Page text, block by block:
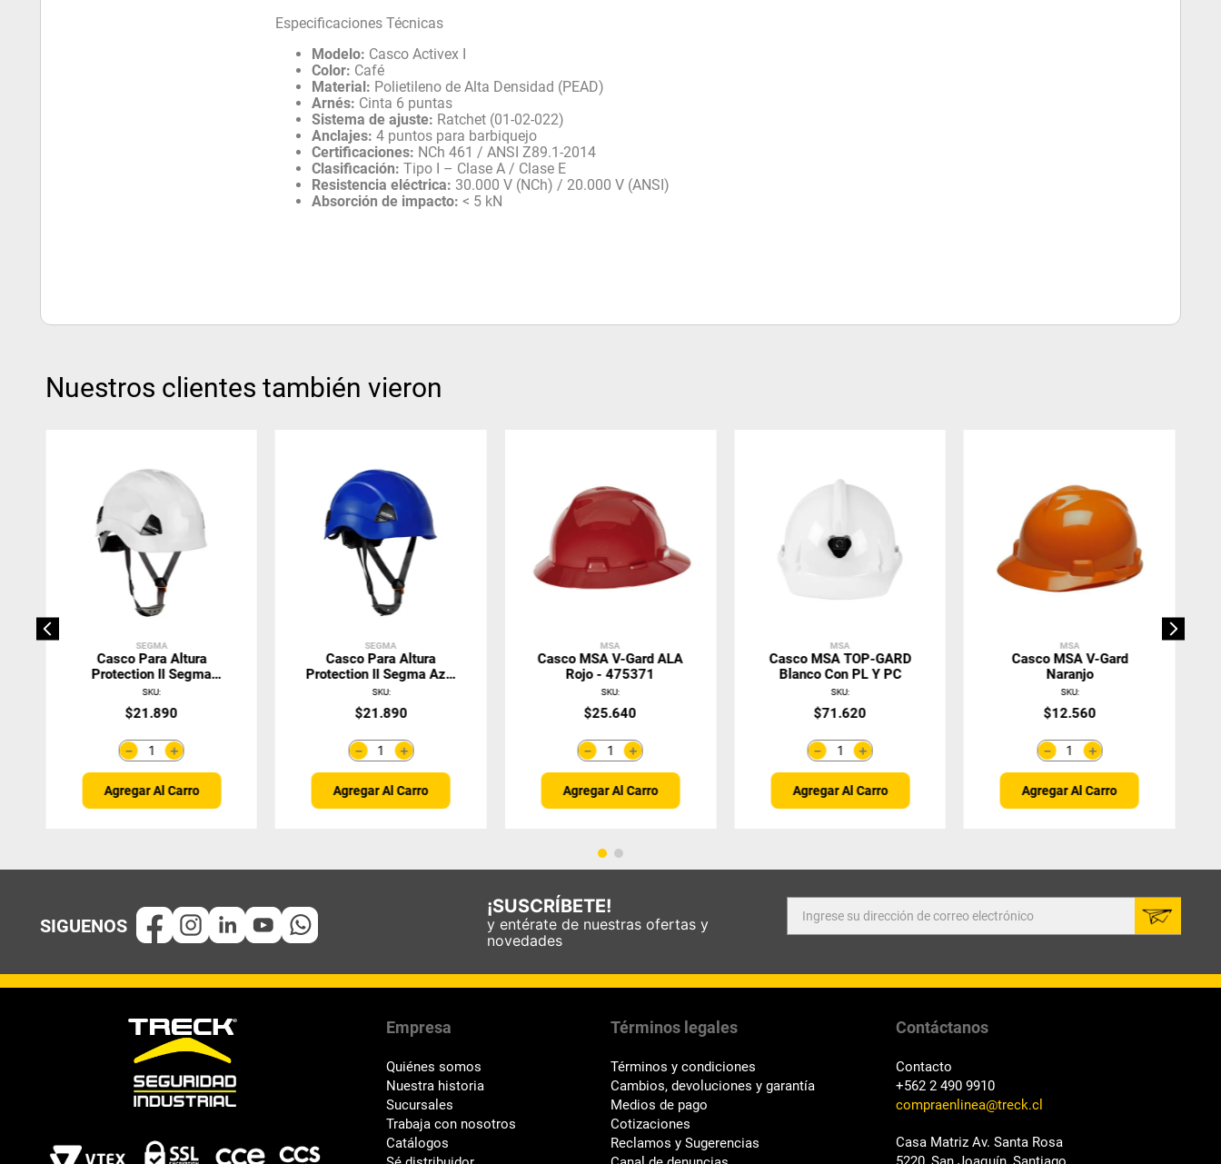
Especificaciones Técnicas
Modelo: Casco Activex I
Color: Café
Material: Polietileno de Alta Densidad (PEAD)
Arnés: Cinta 6 puntas
Sistema de ajuste: Ratchet (01-02-022)
Anclajes: 4 puntos para barbiquejo
Certificaciones: NCh 461 / ANSI Z89.1-2014
Clasificación: Tipo I – Clase A / Clase E
Resistencia eléctrica: 30.000 V (NCh) / 20.000 V (ANSI)
Absorción de impacto: < 5 kN
Nuestros clientes también vieron
SEGMA
Casco Para Altura
Protection II Segma
Blanco 42301023
SKU:
$21.890
＋
－
Agregar Al Carro
SEGMA
Casco Para Altura
Protection II Segma Azul
42301024
SKU:
$21.890
＋
－
Agregar Al Carro
MSA
Casco MSA V-Gard ALA
Rojo - 475371
SKU:
$25.640
＋
－
Agregar Al Carro
MSA
Casco MSA TOP-GARD
Blanco Con PL Y PC
SKU:
$71.620
＋
－
Agregar Al Carro
MSA
Casco MSA V-Gard
Naranjo
SKU:
$12.560
＋
－
Agregar Al Carro
¡SUSCRÍBETE!
y entérate de nuestras ofertas y
novedades
Empresa
Quiénes somos
Nuestra historia
Sucursales
Trabaja con nosotros
Catálogos
Términos legales
Términos y condiciones
Cambios, devoluciones y garantía
Medios de pago
Cotizaciones
Reclamos y Sugerencias
Contáctanos
Contacto
+562 2 490 9910
compraenlinea@treck.cl
Casa Matriz Av. Santa Rosa